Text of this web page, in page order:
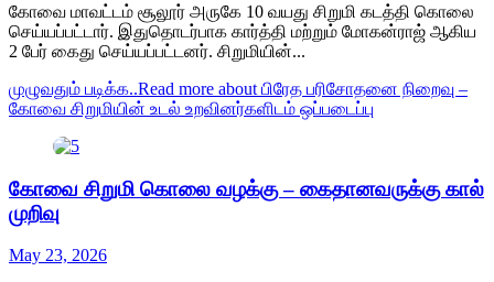
கோவை மாவட்டம் சூலூர் அருகே 10 வயது சிறுமி கடத்தி கொலை
செய்யப்பட்டார். இதுதொடர்பாக கார்த்தி மற்றும் மோகன்ராஜ் ஆகிய
2 பேர் கைது செய்யப்பட்டனர். சிறுமியின்...
முழுவதும் படிக்க..Read more about பிரேத பரிசோதனை நிறைவு –
கோவை சிறுமியின் உடல் உறவினர்களிடம் ஒப்படைப்பு
கோவை சிறுமி கொலை வழக்கு – கைதானவருக்கு கால்
முறிவு
May 23, 2026